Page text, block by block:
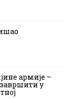
армије –
у